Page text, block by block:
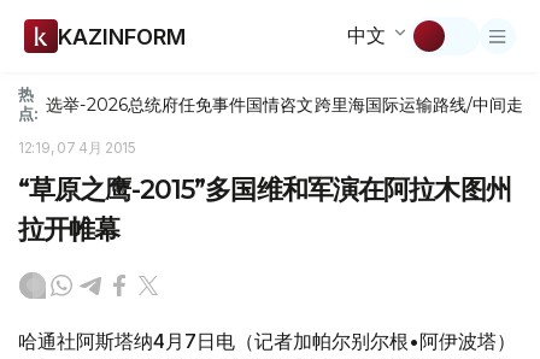
KAZINFORM 中文
热
点: 选举-2026总统府任免事件国情咨文跨里海国际运输路线/中间走廊
12:19, 07 4月 2015
“草原之鹰-2015”多国维和军演在阿拉木图州
拉开帷幕
哈通社阿斯塔纳4月7日电（记者加帕尔别尔根•阿伊波塔）